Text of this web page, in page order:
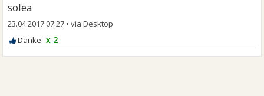
solea
23.04.2017 07:27 •
x 2